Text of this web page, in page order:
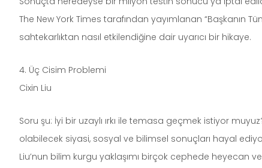
The New York Times tarafından yayımlanan “Başkanın
sahtekarlıktan nasıl etkilendiğine dair uyarıcı bir hikaye.
4. Üç Cisim Problemi
Cixin Liu
Soru şu: İyi bir uzaylı ırkı ile temasa geçmek istiyor
olabilecek siyasi, sosyal ve bilimsel sonuçları hayal
Liu’nun bilim kurgu yaklaşımı birçok cephede heyecan